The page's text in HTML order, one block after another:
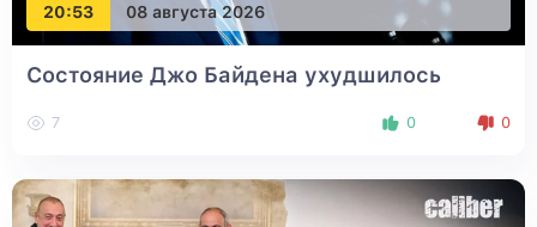
20:53 08 августа 2026
Состояние Джо Байдена ухудшилось
7 0 0